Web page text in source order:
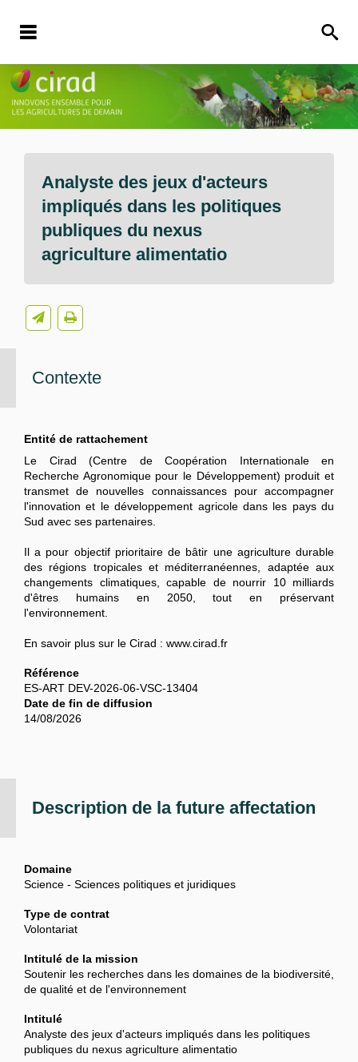
Analyste des jeux d'acteurs
impliqués dans les politiques
publiques du nexus
agriculture alimentatio
Description de la future affectation
Domaine
Science - Sciences politiques et juridiques
Type de contrat
Volontariat
Intitulé de la mission
Soutenir les recherches dans les domaines de la biodiversité,
de qualité et de l'environnement
Intitulé
Analyste des jeux d'acteurs impliqués dans les politiques
publiques du nexus agriculture alimentatio
Contexte
Entité de rattachement
Le Cirad (Centre de Coopération Internationale en
Recherche Agronomique pour le Développement) produit et
transmet de nouvelles connaissances pour accompagner
l'innovation et le développement agricole dans les pays du
Sud avec ses partenaires.
Il a pour objectif prioritaire de bâtir une agriculture durable
des régions tropicales et méditerranéennes, adaptée aux
changements climatiques, capable de nourrir 10 milliards
d'êtres humains en 2050, tout en préservant
l'environnement.
En savoir plus sur le Cirad : www.cirad.fr
Référence
ES-ART DEV-2026-06-VSC-13404
Date de fin de diffusion
14/08/2026